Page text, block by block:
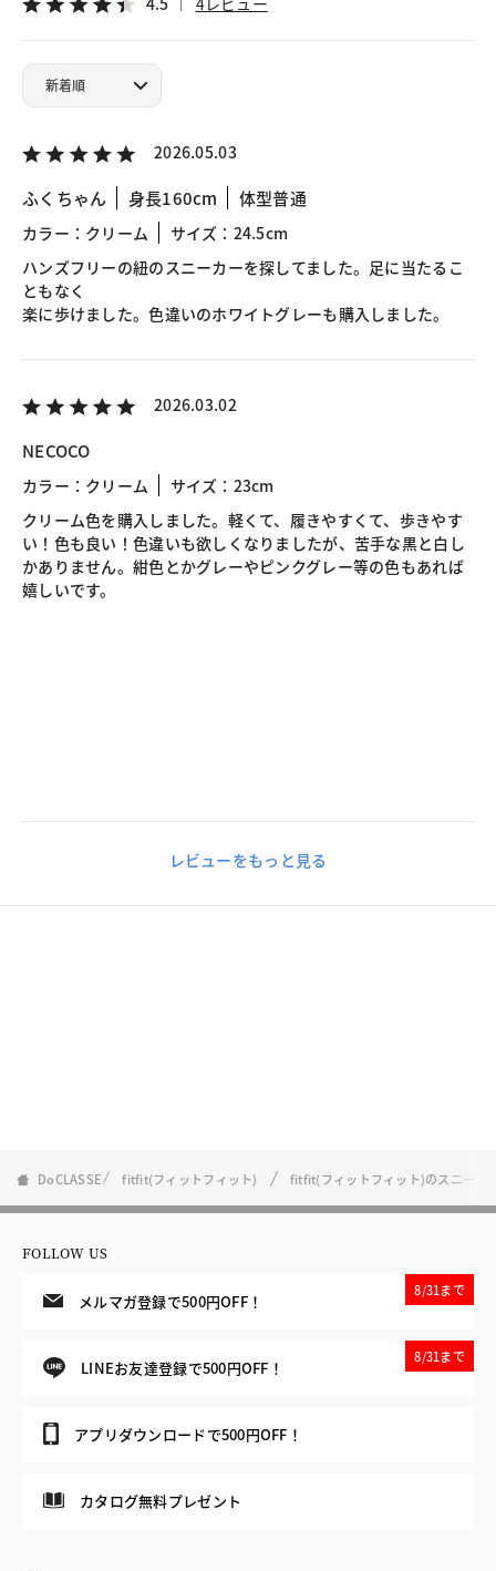
2026.05.03
ふくちゃん 身長160cm 体型普通
カラー：クリーム
サイズ：24.5cm
ハンズフリーの紐のスニーカーを探してました。足に当たるこ
ともなく
楽に歩けました。色違いのホワイトグレーも購入しました。
2026.03.02
NECOCO
カラー：クリーム
サイズ：23cm
クリーム色を購入しました。軽くて、履きやすくて、歩きやす
い！色も良い！色違いも欲しくなりましたが、苦手な黒と白し
かありません。紺色とかグレーやピンクグレー等の色もあれば
嬉しいです。
レビューをもっと見る
DoCLASSE fitfit(フィットフィット) fitfit(フィットフィット)のスニーカ
FOLLOW US
メルマガ登録で500円OFF！
8/31まで
LINEお友達登録で500円OFF！
8/31まで
アプリダウンロードで500円OFF！
カタログ無料プレゼント